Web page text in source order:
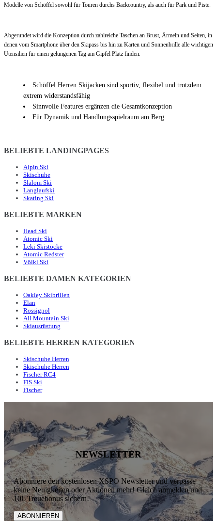
Modelle von Schöffel sowohl für Touren durchs Backcountry, als auch für Park und Piste.
Abgerundet wird die Konzeption durch zahlreiche Taschen an Brust, Ärmeln und Seiten, in
denen vom Smartphone über den Skipass bis hin zu Karten und Sonnenbrille alle wichtigen
Utensilien für einen gelungenen Tag am Gipfel Platz finden.
Schöffel Herren Skijacken sind sportiv, flexibel und trotzdem
extrem widerstandsfähig
Sinnvolle Features ergänzen die Gesamtkonzeption
Für Dynamik und Handlungsspielraum am Berg
BELIEBTE LANDINGPAGES
Alpin Ski
Skischuhe
Slalom Ski
Langlaufski
Skating Ski
BELIEBTE MARKEN
Head Ski
Atomic Ski
Leki Skistöcke
Atomic Redster
Völkl Ski
BELIEBTE DAMEN KATEGORIEN
Oakley Skibrillen
Elan
Rossignol
All Mountain Ski
Skiausrüstung
BELIEBTE HERREN KATEGORIEN
Skischuhe Herren
Skischuhe Herren
Fischer RC4
FIS Ski
Fischer
NEWSLETTER
Abonniere den kostenlosen XSPO Newsletter und verpasse
keine Neuigkeiten oder Aktionen mehr! Gleich anmelden und
10€ Treuebonus sichern!
ABONNIEREN